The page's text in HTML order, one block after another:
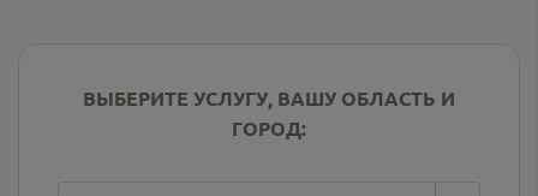
ВЫБЕРИТЕ УСЛУГУ, ВАШУ ОБЛАСТЬ И
ГОРОД: